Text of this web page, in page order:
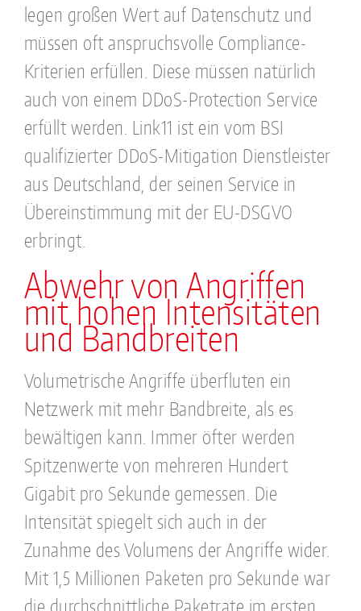
legen großen Wert auf Datenschutz und
müssen oft anspruchsvolle Compliance-
Kriterien erfüllen. Diese müssen natürlich
auch von einem DDoS-Protection Service
erfüllt werden. Link11 ist ein vom BSI
qualifizierter DDoS-Mitigation Dienstleister
aus Deutschland, der seinen Service in
Übereinstimmung mit der EU-DSGVO
erbringt.
Abwehr von Angriffen
mit hohen Intensitäten
und Bandbreiten
Volumetrische Angriffe überfluten ein
Netzwerk mit mehr Bandbreite, als es
bewältigen kann. Immer öfter werden
Spitzenwerte von mehreren Hundert
Gigabit pro Sekunde gemessen. Die
Intensität spiegelt sich auch in der
Zunahme des Volumens der Angriffe wider.
Mit 1,5 Millionen Paketen pro Sekunde war